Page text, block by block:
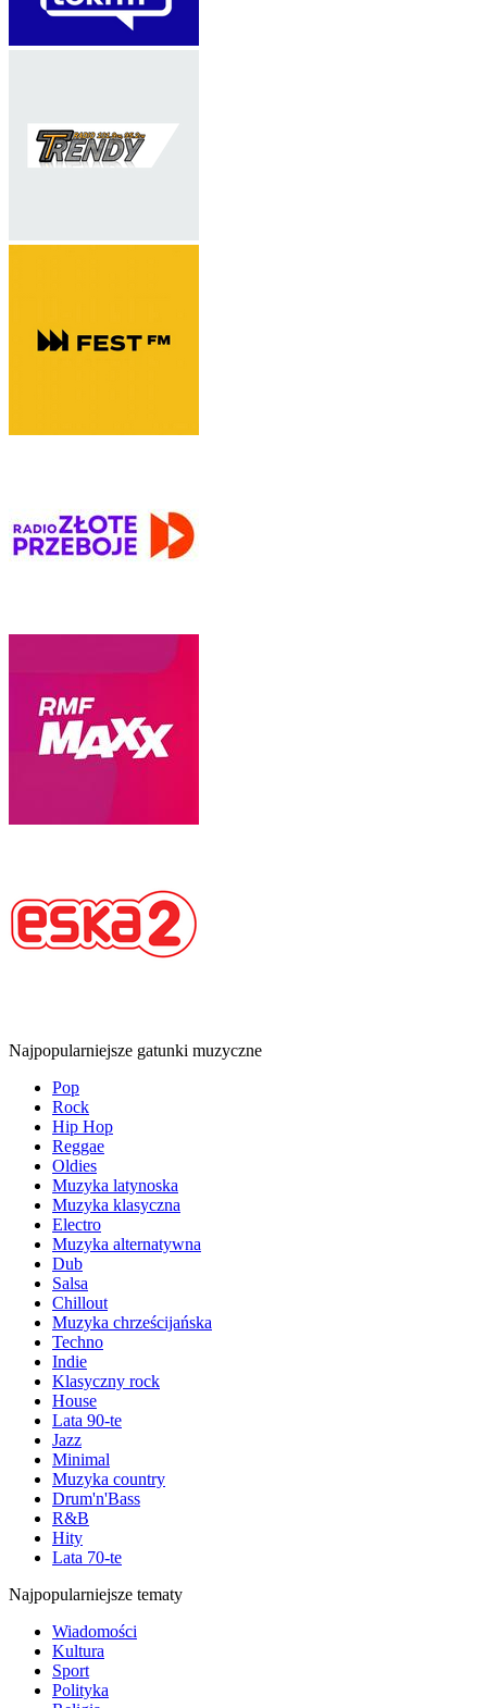
Najpopularniejsze gatunki muzyczne
Pop
Rock
Hip Hop
Reggae
Oldies
Muzyka latynoska
Muzyka klasyczna
Electro
Muzyka alternatywna
Dub
Salsa
Chillout
Muzyka chrześcijańska
Techno
Indie
Klasyczny rock
House
Lata 90-te
Jazz
Minimal
Muzyka country
Drum'n'Bass
R&B
Hity
Lata 70-te
Najpopularniejsze tematy
Wiadomości
Kultura
Sport
Polityka